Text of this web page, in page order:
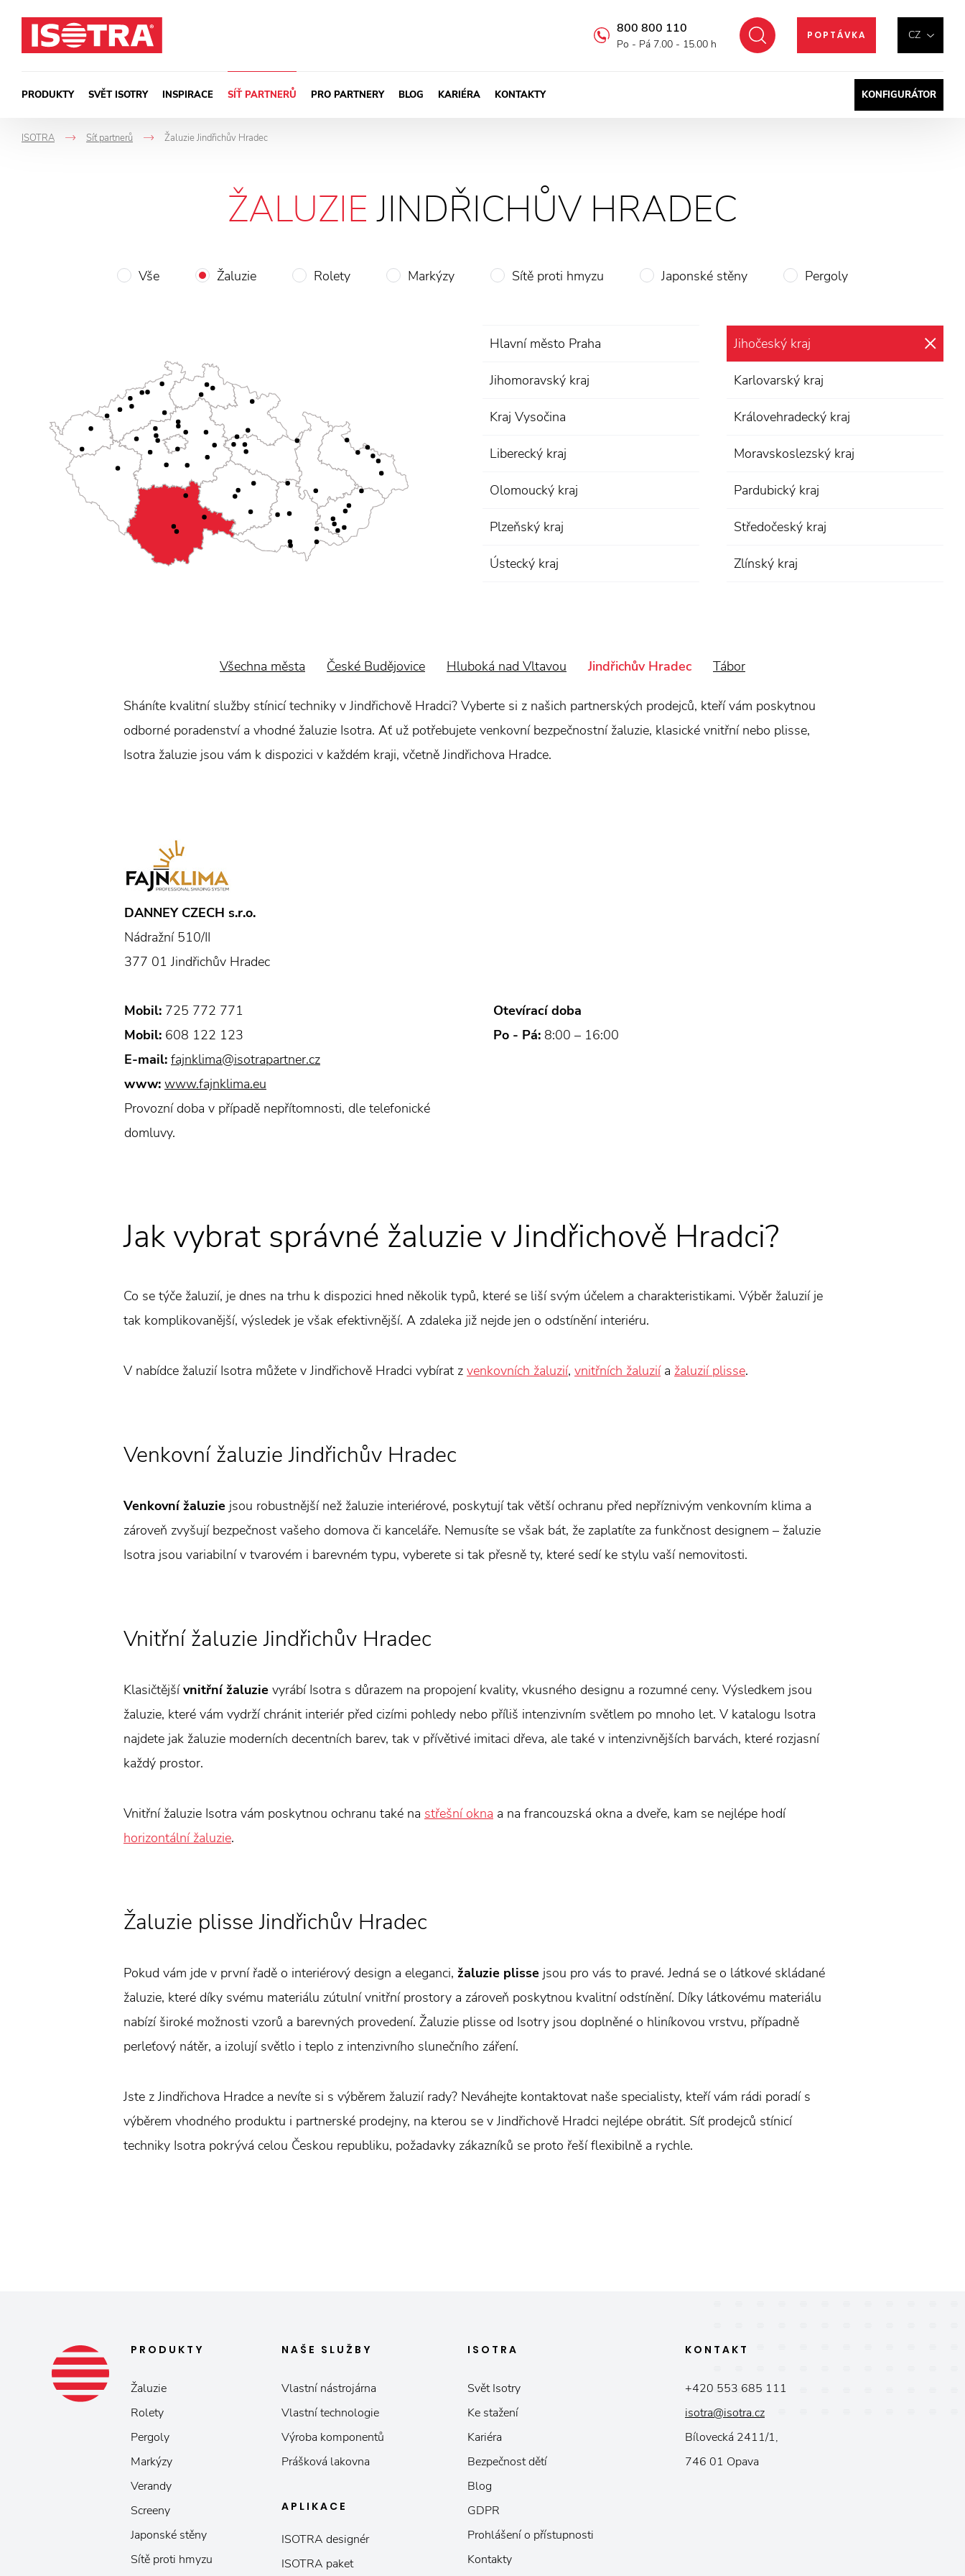
CZ
POPTÁVKA
Hledat
800 800 110
Po - Pá 7.00 - 15.00 h
PRODUKTY SVĚT ISOTRY INSPIRACE SÍŤ PARTNERŮ PRO PARTNERY BLOG KARIÉRA KONTAKTY KONFIGURÁTOR
ISOTRA
->
Síť partnerů Žaluzie Jindřichův Hradec
ŽALUZIE JINDŘICHŮV HRADEC
Vše Žaluzie Rolety Markýzy Sítě proti hmyzu Japonské stěny Pergoly
Hlavní město Praha Jihočeský kraj
Jihomoravský kraj
Karlovarský kraj
Kraj Vysočina Královehradecký kraj
Liberecký kraj Moravskoslezský kraj
Olomoucký kraj Pardubický kraj
Plzeňský kraj Středočeský kraj
Ústecký kraj Zlínský kraj
Všechna města České Budějovice Hluboká nad Vltavou Jindřichův Hradec Tábor
Sháníte kvalitní služby stínicí techniky v Jindřichově Hradci? Vyberte si z našich partnerských prodejců, kteří vám poskytnou
odborné poradenství a vhodné žaluzie Isotra. Ať už potřebujete venkovní bezpečnostní žaluzie, klasické vnitřní nebo plisse,
Isotra žaluzie jsou vám k dispozici v každém kraji, včetně Jindřichova Hradce.
DANNEY CZECH s.r.o.
Nádražní 510/II
377 01 Jindřichův Hradec
Mobil: 725 772 771
Mobil: 608 122 123
E-mail: fajnklima@isotrapartner.cz
www: www.fajnklima.eu
Provozní doba v případě nepřítomnosti, dle telefonické
domluvy.
Otevírací doba
Po - Pá: 8:00 – 16:00
Jak vybrat správné žaluzie v Jindřichově Hradci?
Co se týče žaluzií, je dnes na trhu k dispozici hned několik typů, které se liší svým účelem a charakteristikami. Výběr žaluzií je
tak komplikovanější, výsledek je však efektivnější. A zdaleka již nejde jen o odstínění interiéru.
V nabídce žaluzií Isotra můžete v Jindřichově Hradci vybírat z venkovních žaluzií, vnitřních žaluziía žaluzií plisse.
Venkovní žaluzie Jindřichův Hradec
Venkovní žaluzie jsou robustnější než žaluzie interiérové, poskytují tak větší ochranu před nepříznivým venkovním klima a
zároveň zvyšují bezpečnost vašeho domova či kanceláře. Nemusíte se však bát, že zaplatíte za funkčnost designem – žaluzie
Isotra jsou variabilní v tvarovém i barevném typu, vyberete si tak přesně ty, které sedí ke stylu vaší nemovitosti.
Vnitřní žaluzie Jindřichův Hradec
Klasičtějšívnitřní žaluzie vyrábí Isotra s důrazem na propojení kvality, vkusného designu a rozumné ceny. Výsledkem jsou
žaluzie, které vám vydrží chránit interiér před cizími pohledy nebo příliš intenzivním světlem po mnoho let. V katalogu Isotra
najdete jak žaluzie moderních decentních barev, tak v přívětivé imitaci dřeva, ale také v intenzivnějších barvách, které rozjasní
každý prostor.
Vnitřní žaluzie Isotra vám poskytnou ochranu také na střešní okna a na francouzská okna a dveře, kam se nejlépe hodí
horizontální žaluzie.
Žaluzie plisse Jindřichův Hradec
Pokud vám jde v první řadě o interiérový design a eleganci, žaluzie plisse jsou pro vás to pravé. Jedná se o látkové skládané
žaluzie, které díky svému materiálu zútulní vnitřní prostory a zároveň poskytnou kvalitní odstínění. Díky látkovému materiálu
nabízí široké možnosti vzorů a barevných provedení. Žaluzie plisse od Isotry jsou doplněné o hliníkovou vrstvu, případně
perleťový nátěr, a izolují světlo i teplo z intenzivního slunečního záření.
Jste z Jindřichova Hradce a nevíte si s výběrem žaluzií rady? Neváhejte kontaktovat naše specialisty, kteří vám rádi poradí s
výběrem vhodného produktu i partnerské prodejny, na kterou se v Jindřichově Hradci nejlépe obrátit. Síť prodejců stínicí
techniky Isotra pokrývá celou Českou republiku, požadavky zákazníků se proto řeší flexibilně a rychle.
PRODUKTY
Žaluzie
Rolety
Pergoly
Markýzy
Verandy
Screeny
Japonské stěny
Sítě proti hmyzu
NAŠE SLUŽBY
Vlastní nástrojárna
Vlastní technologie
Výroba komponentů
Prášková lakovna
APLIKACE
ISOTRA designér
ISOTRA paket
ISOTRA
Svět Isotry
Ke stažení
Kariéra
Bezpečnost dětí
Blog
GDPR
Prohlášení o přístupnosti
Kontakty
KONTAKT
+420 553 685 111
isotra@isotra.cz
Bílovecká 2411/1,
746 01 Opava